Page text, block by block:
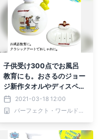
子供受け300点でお風呂
教育にも。おさるのジョー
ジ新作タオルやディスペン
サー2021-03-18 12:00
パーフェクト・ワールド株式会社